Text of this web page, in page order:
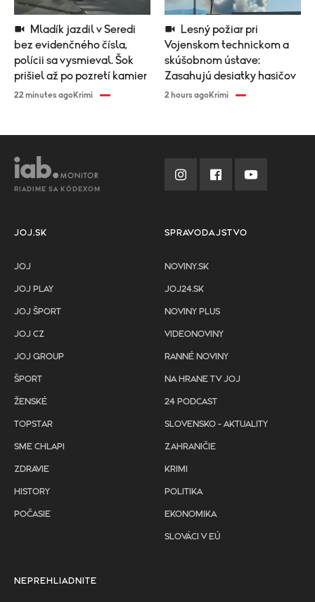
bez evidenčného čísla,
polícii sa vysmieval. Šok
prišiel až po pozretí kamier
22 minutes agoKrimi
Vojenskom technickom a
skúšobnom ústave:
Zasahujú desiatky hasičov
2 hours agoKrimi
RIADIME SA KÓDEXOM
JOJ.SK
JOJ
JOJ PLAY
JOJ ŠPORT
JOJ CZ
JOJ GROUP
ŠPORT
ŽENSKÉ
TOPSTAR
SME CHLAPI
ZDRAVIE
HISTORY
POČASIE
SPRAVODAJSTVO
NOVINY.SK
JOJ24.SK
NOVINY PLUS
VIDEONOVINY
RANNÉ NOVINY
NA HRANE TV JOJ
24 PODCAST
SLOVENSKO - AKTUALITY
ZAHRANIČIE
KRIMI
POLITIKA
EKONOMIKA
SLOVÁCI V EÚ
NEPREHLIADNITE